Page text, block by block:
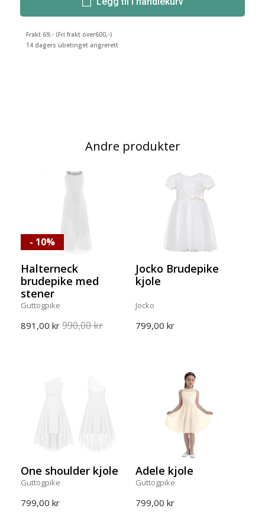
Frakt 69,- (Fri frakt over600,-)
14 dagers ubetinget angrerett
Andre produkter
Halterneck
brudepike med
stener
Guttogpike
891,00 kr 990,00 kr
- 10%
Jocko Brudepike
kjole
Jocko
799,00 kr
One shoulder kjole
Guttogpike
799,00 kr
Adele kjole
Guttogpike
799,00 kr